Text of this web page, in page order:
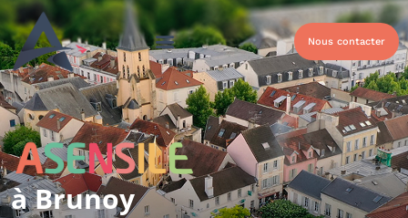
Nous contacter
à Brunoy